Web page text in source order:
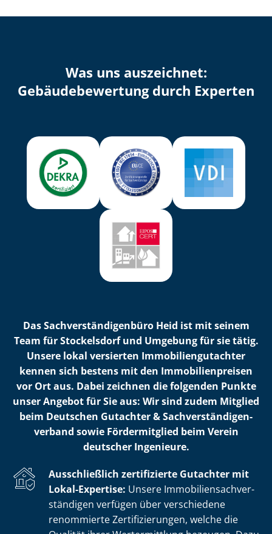
Was uns auszeichnet:
Ge­bäu­de­be­wer­tung durch Experten
Das Sach­ver­stän­di­gen­bü­ro Heid ist mit seinem
Team für Stockelsdorf und Umgebung für sie tätig.
Unsere lokal versierten Im­mo­bi­li­en­gut­ach­ter
kennen sich bestens mit den Im­mo­bi­li­en­prei­sen
vor Ort aus. Dabei zeichnen die folgenden Punkte
unser Angebot für Sie aus: Wir sind zudem Mitglied
beim Deutschen Gutachter & Sach­ver­stän­di­gen­
ver­band sowie Fördermitglied beim Verein
deutscher Ingenieure.
Ausschließlich zertifizierte Gutachter mit
Lokal-Expertise: Unsere Im­mo­bi­li­en­sach­ver­
stän­di­gen verfügen über verschiedene
renommierte Zer­ti­fi­zie­run­gen, welche die